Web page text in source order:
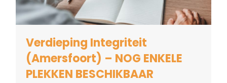
Verdieping Integriteit
(Amersfoort) – NOG ENKELE
PLEKKEN BESCHIKBAAR